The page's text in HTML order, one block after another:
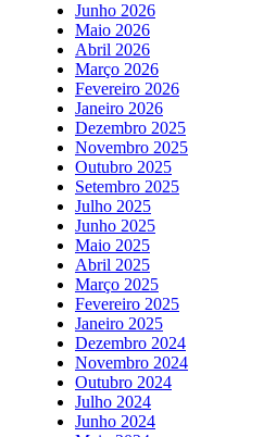
Junho 2026
Maio 2026
Abril 2026
Março 2026
Fevereiro 2026
Janeiro 2026
Dezembro 2025
Novembro 2025
Outubro 2025
Setembro 2025
Julho 2025
Junho 2025
Maio 2025
Abril 2025
Março 2025
Fevereiro 2025
Janeiro 2025
Dezembro 2024
Novembro 2024
Outubro 2024
Julho 2024
Junho 2024